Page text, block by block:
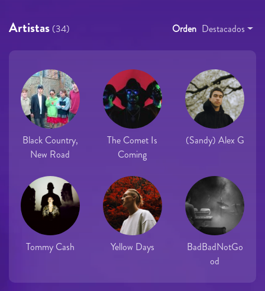
Artistas (34) Orden Destacados
Black Country,
New Road
The Comet Is
Coming
(Sandy) Alex G
Tommy Cash Yellow Days
BadBadNotGo
od